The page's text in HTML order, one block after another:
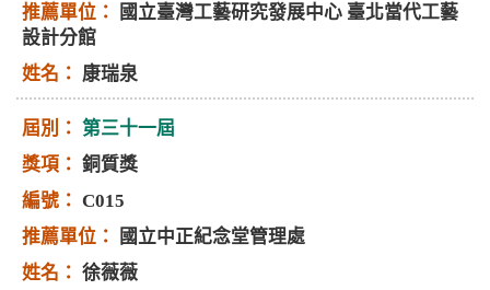
國立臺灣工藝研究發展中心 臺北當代工藝
設計分館
康瑞泉
第三十一屆
銅質獎
C015
國立中正紀念堂管理處
徐薇薇